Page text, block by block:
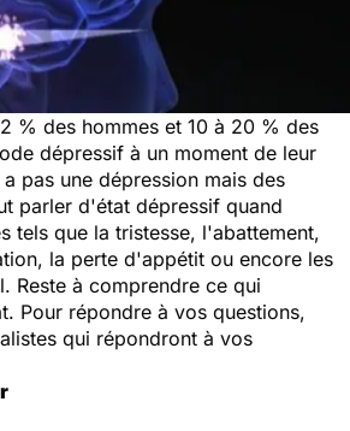
% des hommes et 10 à 20 % des
dépressif à un moment de leur
pas une dépression mais des
parler d'état dépressif quand
tels que la tristesse, l'abattement,
la perte d'appétit ou encore les
Reste à comprendre ce qui
Pour répondre à vos questions,
qui répondront à vos